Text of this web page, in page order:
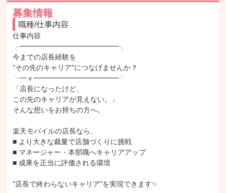
スマホ販売/仕入れ
募集情報
職種/仕事内容
仕事内容
╭━━━━━━━━━━━━━━╮
今までの店長経験を
"その先のキャリア"につなげませんか？
╰━ｖ━━━━━━━━━━━━╯
「店長になったけど、
この先のキャリアが見えない。」
そんな想いをお持ちの方へ。
楽天モバイルの店長なら、
■ より大きな裁量で店舗づくりに挑戦
■ マネージャー・本部職へキャリアアップ
■ 成果を正当に評価される環境
"店長で終わらないキャリア"を実現できます✨